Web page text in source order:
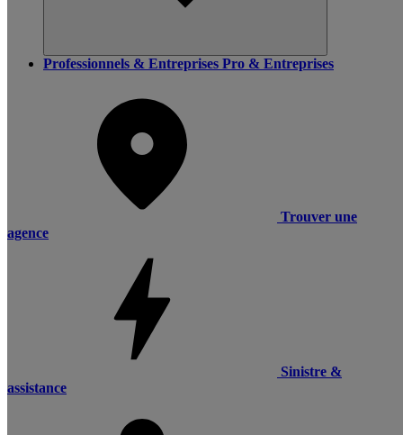
Professionnels & Entreprises Pro & Entreprises
Trouver une
agence
Sinistre &
assistance